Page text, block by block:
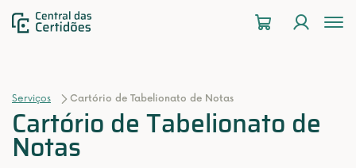
Serviços Cartório de Tabelionato de Notas
Cartório de Tabelionato de
Notas